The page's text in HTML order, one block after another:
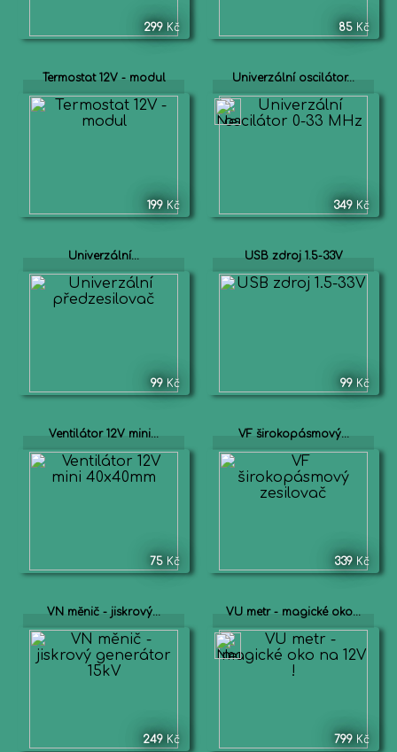
299 Kč 85 Kč
Termostat 12V - modul
199 Kč
Univerzální oscilátor...
349 Kč
Univerzální...
99 Kč
USB zdroj 1.5-33V
99 Kč
Ventilátor 12V mini...
75 Kč
VF širokopásmový...
339 Kč
VN měnič - jiskrový...
249 Kč
VU metr - magické oko...
799 Kč